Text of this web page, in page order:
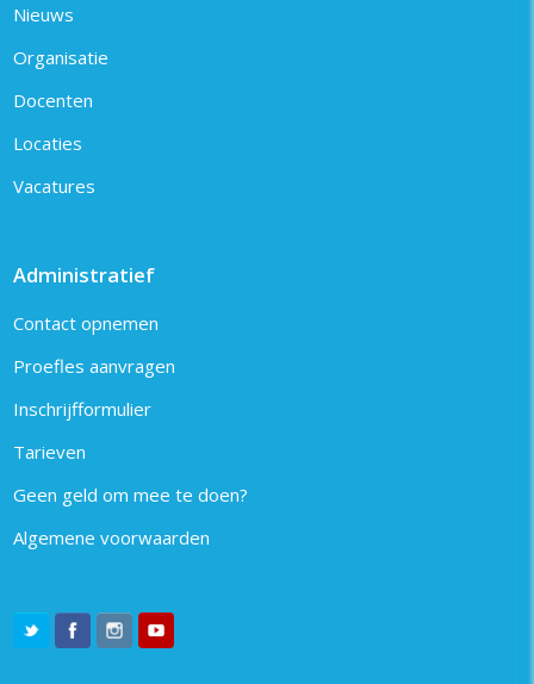
Nieuws
Organisatie
Docenten
Locaties
Vacatures
Administratief
Contact opnemen
Proefles aanvragen
Inschrijfformulier
Tarieven
Geen geld om mee te doen?
Algemene voorwaarden